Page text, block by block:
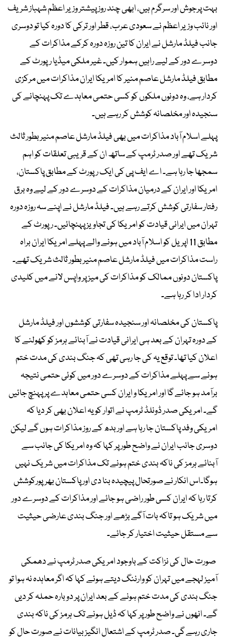
بہت پرجوش اور سرگرم ہیں، ابھی چند روز پیشتر وزیر اعظم شہباز شریف
اور نائب وزیر اعظم نے سعودی عرب، قطر اور ترکی کا دورہ کیا تو دوسری
جانب فیلڈ مارشل نے ایران کا تین روزہ دورہ کرکے مذاکرات کے
دوسرے دور کے لیے راہیں ہموار کیں۔ غیر ملکی میڈیا رپورٹ کے
مطابق فیلڈ مارشل عاصم منیر کا امریکا ایران مذاکرات میں مرکزی
کردار ہے، وہ دونوں ملکوں کو کسی حتمی معاہدے تک پہنچانے کی
سنجیدہ اور مخلصانہ کوشش کر رہے ہیں۔
پہلے اسلام آباد مذاکرات میں بھی فیلڈ مارشل عاصم منیر بطور ثالث
شریک تھے اور صدر ٹرمپ کے ساتھ ان کے قریبی تعلقات کو اہم
سمجھا جا رہا ہے۔ اے ایف پی کی ایک رپورٹ کے مطابق پاکستان،
امریکا اور ایران کے درمیان مذاکرات کے دوسرے دور کے لیے وہ برق
رفتار سفارتی کوشش کرتے رہے ہیں۔ فیلڈ مارشل نے اپنے سہ روزہ دورہ
تہران میں ایرانی قیادت کو امریکا کی تجاویز پہنچائیں۔ رپورٹ کے
مطابق 11 اپریل کو اسلام آباد میں ہونے والے پہلے امریکا ایران براہ
راست مذاکرات میں فیلڈ مارشل عاصم منیر بطور ثالث شریک تھے۔
پاکستان دونوں ممالک کو مذاکرات کی میز پر واپس لانے میں کلیدی
کردار ادا کر رہا ہے۔
پاکستان کی مخلصانہ اور سنجیدہ سفارتی کوششوں اور فیلڈ مارشل
کے دورہ تہران کے بعد ہی ایرانی قیادت نے آبنائے ہرمز کو کھولنے کا
اعلان کیا تھا۔ توقع یہ کی جا رہی تھی کہ جنگ بندی کی مدت ختم
ہونے سے پہلے مذاکرات کے دوسرے دور میں کوئی حتمی نتیجہ
برآمد ہو جائے گا اور امریکا و ایران کسی حتمی معاہدے پر پہنچ جائیں
گے۔ امریکی صدر ڈونلڈ ٹرمپ نے اتوار کو یہ اعلان بھی کر دیا کہ
امریکی وفد پاکستان جا رہا ہے اور بدھ کے روز مذاکرات ہوں گے لیکن
دوسری جانب ایران نے واضح طور پر کہا کہ وہ امریکا کی جانب سے
آبنائے ہرمز کی ناکہ بندی ختم ہونے تک مذاکرات میں شریک نہیں
ہوگا۔اس انکار نے صورتحال پیچیدہ بنا دی اور پاکستان بھرپورکوشش
کرتا رہا کہ ایران کسی طور راضی ہو جائے اور مذاکرات کے دوسرے دور
میں شریک ہو تاکہ بات آگے بڑھے اور جنگ بندی عارضی حیثیت
سے مستقل حیثیت اختیار کر جائے۔
صورت حال کی نزاکت کے باوجود امریکی صدر ٹرمپ نے دھمکی
آمیز لہجے میں تہران کو وارننگ دیتے ہوئے کہا کہ اگر معاہدہ نہ ہوا تو
جنگ بندی کی مدت ختم ہونے کے بعد ایران پر دوبارہ حملہ کر دیں
گے۔ انھوں نے واضح طور پر کہا کہ ڈیل ہونے تک ہرمز کی ناکہ بندی
جاری رہے گی۔ صدر ٹرمپ کے اشتعال انگیز بیانات نے صورت حال کو